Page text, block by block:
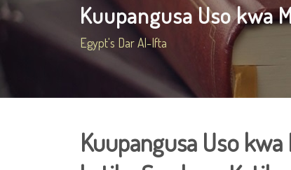
Kuupangusa Uso kwa
Egypt's Dar Al-Ifta
Kuupangusa Uso